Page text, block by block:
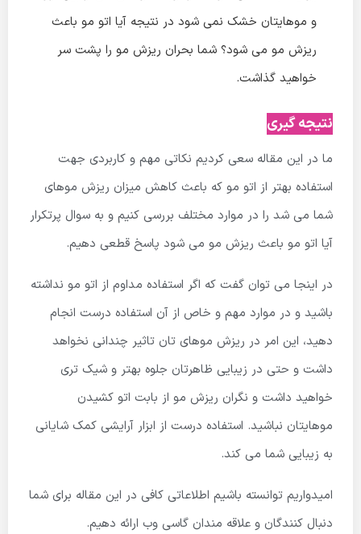
و موهایتان خشک نمی شود در نتیجه آیا اتو مو باعث
ریزش مو می شود؟ شما بحران ریزش مو را پشت سر
خواهید گذاشت.
نتیجه گیری
ما در این مقاله سعی کردیم نکاتی مهم و کاربردی جهت
استفاده بهتر از اتو مو که باعث کاهش میزان ریزش موهای
شما می شد را در موارد مختلف بررسی کنیم و به سوال پرتکرار
آیا اتو مو باعث ریزش مو می شود پاسخ قطعی دهیم.
در اینجا می توان گفت که اگر استفاده مداوم از اتو مو نداشته
باشید و در موارد مهم و خاص از آن استفاده درست انجام
دهید، این امر در ریزش موهای تان تاثیر چندانی نخواهد
داشت و حتی در زیبایی ظاهرتان جلوه بهتر و شیک تری
خواهید داشت و نگران ریزش مو از بابت اتو کشیدن
موهایتان نباشید. استفاده درست از ابزار آرایشی کمک شایانی
به زیبایی شما می کند.
امیدواریم توانسته باشیم اطلاعاتی کافی در این مقاله برای شما
دنبال کنندگان و علاقه مندان گاسی وب ارائه دهیم.